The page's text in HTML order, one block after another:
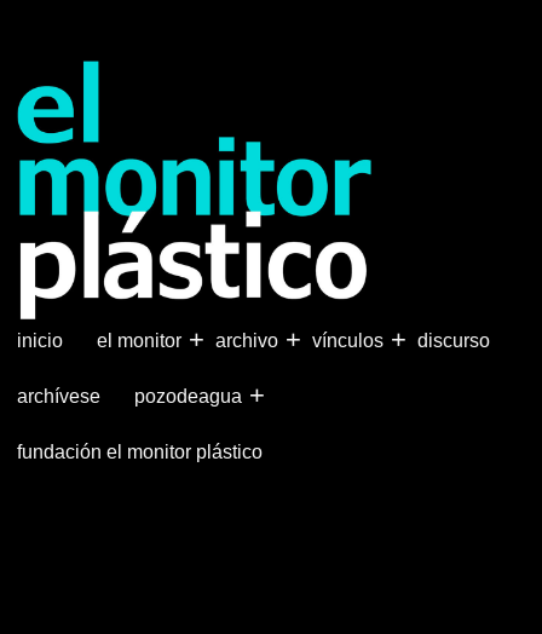
principal
inicio +
el monitor +
archivo +
vínculos discurso
archívese +
pozodeagua
fundación el monitor plástico